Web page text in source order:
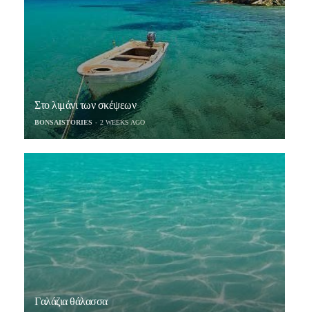
Στο λιμάνι των σκέψεων
BONSAISTORIES 2 WEEKS AGO
Γαλάζια θάλασσα